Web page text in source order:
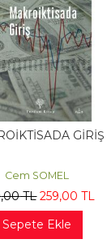
GİRİŞ
Cem SOMEL
,00TL 259,00 TL
Sepete Ekle